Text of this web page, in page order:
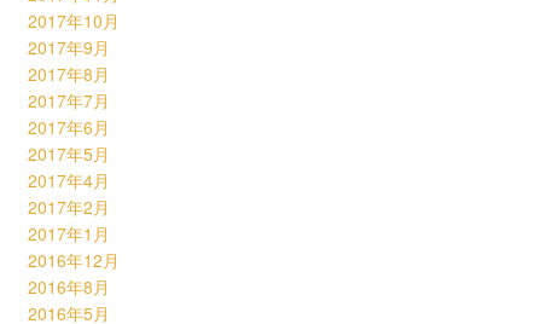
2017年10月
2017年9月
2017年8月
2017年7月
2017年6月
2017年5月
2017年4月
2017年2月
2017年1月
2016年12月
2016年8月
2016年5月